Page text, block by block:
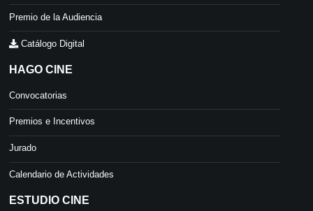
Premio de la Audiencia
Catálogo Digital
HAGO CINE
Convocatorias
Premios e Incentivos
Jurado
Calendario de Actividades
ESTUDIO CINE